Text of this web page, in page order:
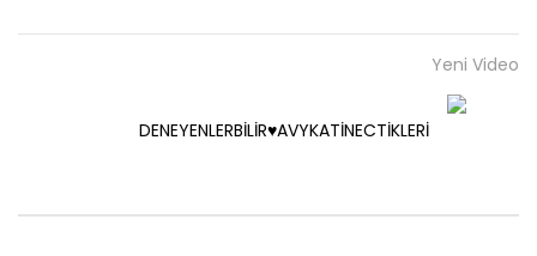
Yeni Video
DENEYENLERBİLİR♥️AVYKATİNECTİKLERİ